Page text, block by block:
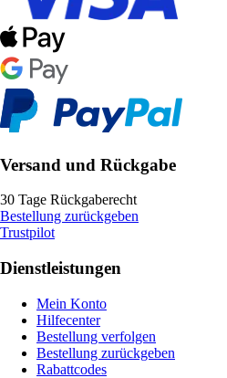
Versand und Rückgabe
30 Tage Rückgaberecht
Bestellung zurückgeben
Trustpilot
Dienstleistungen
Mein Konto
Hilfecenter
Bestellung verfolgen
Bestellung zurückgeben
Rabattcodes